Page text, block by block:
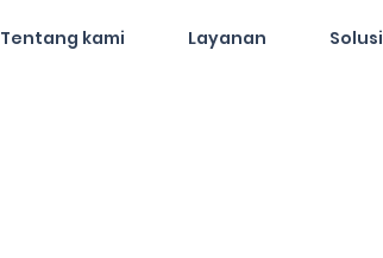
Tentang kami Layanan Solusi